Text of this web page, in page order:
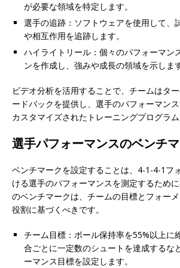
が必要な領域を特定します。
選手の追跡：ソフトウェアを使用して、
や相互作用を追跡します。
ハイライトリール：個々のパフォーマン
ンを作成し、強みや成長の領域を示します
ビデオ分析を活用することで、チームはタ
ードバックを提供し、選手のパフォーマン
カスタマイズされたトレーニングプログラム
選手パフォーマンスのベンチ
ベンチマークを設定することは、4-1-4-1フ
ける選手のパフォーマンスを測定するため
のベンチマークは、チームの目標とフォー
役割に基づくべきです。
チーム目標：ボール保持率を55%以上に
合ごとに一定数のシュートを達成するな
ーマンス目標を設定します。